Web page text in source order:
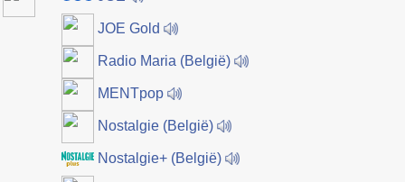
JOE Gold
Radio Maria (België)
MENTpop
Nostalgie (België)
Nostalgie+ (België)